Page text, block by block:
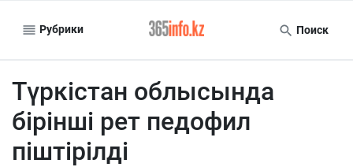
Рубрики Поиск
Түркістан облысында
бірінші рет педофил
піштірілді